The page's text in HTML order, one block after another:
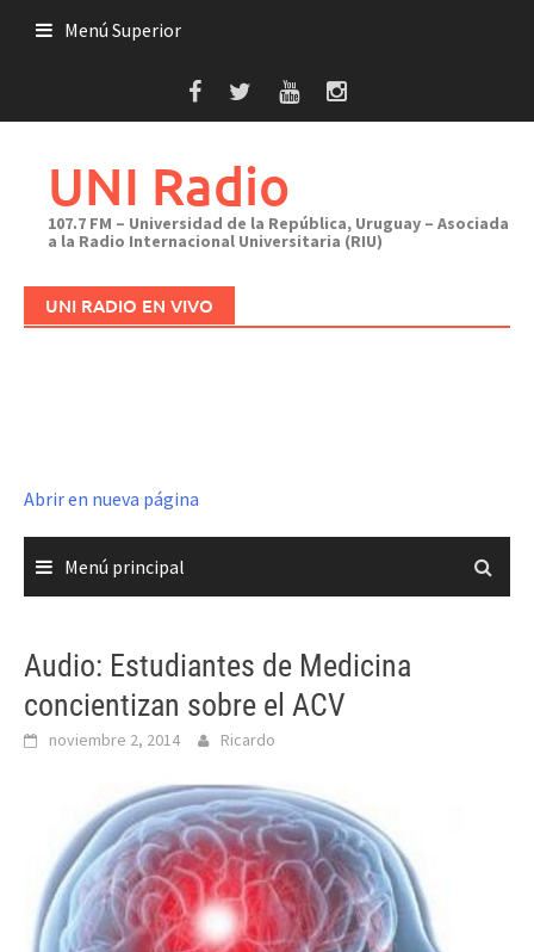
Menú Superior
UNI Radio
107.7 FM – Universidad de la República, Uruguay – Asociada
a la Radio Internacional Universitaria (RIU)
UNI RADIO EN VIVO
Abrir en nueva página
Menú principal
Audio: Estudiantes de Medicina
concientizan sobre el ACV
noviembre 2, 2014 Ricardo